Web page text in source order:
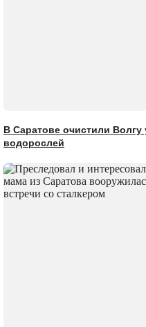
В Саратове очистили
водорослей